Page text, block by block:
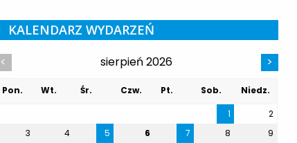
KALENDARZ WYDARZEŃ
< sierpień 2026 >
Pon. Wt. Śr. Czw. Pt. Sob.
Niedz.
1
2
3
4 5 6 7 8
9